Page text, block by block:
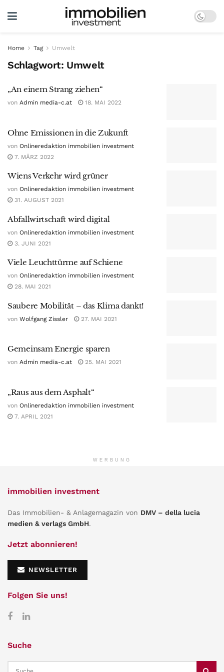
Home Tag Umwelt
Schlagwort: Umwelt
„An einem Strang ziehen“
von Admin media-c.at 18. MAI 2022
Ohne Emissionen in die Zukunft
von Onlineredaktion immobilien investment
7. MÄRZ 2022
Wiens Verkehr wird grüner
von Onlineredaktion immobilien investment
31. AUGUST 2021
Abfallwirtschaft wird digital
von Onlineredaktion immobilien investment
3. JUNI 2021
Viele Leuchttürme auf Schiene
von Onlineredaktion immobilien investment
28. MAI 2021
Saubere Mobilität – das Klima dankt!
von Wolfgang Zissler 27. MAI 2021
Gemeinsam Energie sparen
von Admin media-c.at 25. MAI 2021
„Raus aus dem Asphalt“
von Onlineredaktion immobilien investment
7. APRIL 2021
WERBUNG
immobilien investment
Das Immobilien- & Anlagemagazin von DMV – della lucia
medien & verlags GmbH.
Jetzt abonnieren!
NEWSLETTER
Folgen Sie uns!
Suche